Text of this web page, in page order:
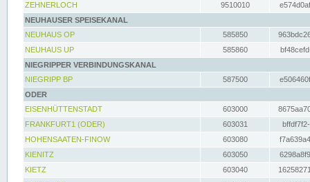
ZEHNERLOCH
9510010
NEUHAUSER SPEISEKANAL
NEUHAUS OP
585850
NEUHAUS UP
585860
NIEGRIPPER VERBINDUNGSKANAL
NIEGRIPP BP
587500
ODER
EISENHÜTTENSTADT
603000
FRANKFURT1 (ODER)
603031
HOHENSAATEN-FINOW
603080
KIENITZ
603050
KIETZ
603040